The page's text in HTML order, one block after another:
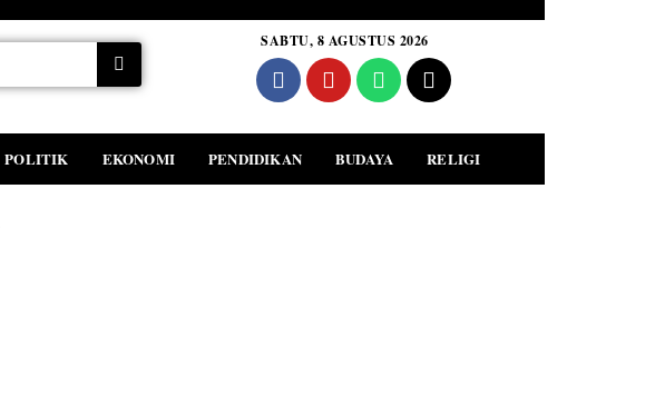
SABTU, 8 AGUSTUS 2026
POLITIK EKONOMI PENDIDIKAN BUDAYA RELIGI